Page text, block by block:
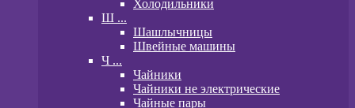
Холодильники
Ш ...
Шашлычницы
Швейные машины
Ч ...
Чайники
Чайники не электрические
Чайные пары